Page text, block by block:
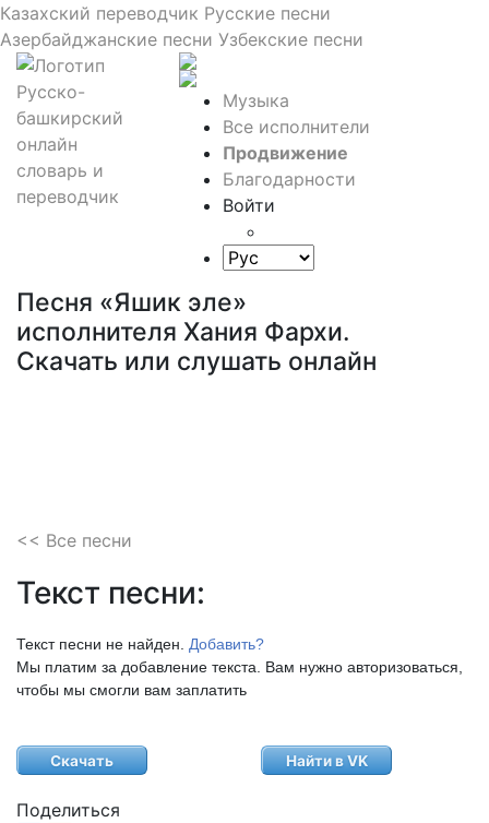
Казахский переводчик Русские песни
Азербайджанские песни Узбекские песни
Музыка
Все исполнители
Продвижение
Благодарности
Войти
Песня «Яшик эле»
исполнителя Хания Фархи.
Скачать или слушать онлайн
<< Все песни
Текст песни:
Текст песни не найден. Добавить?
Мы платим за добавление текста. Вам нужно авторизоваться,
чтобы мы смогли вам заплатить
Скачать Найти в VK
Поделиться